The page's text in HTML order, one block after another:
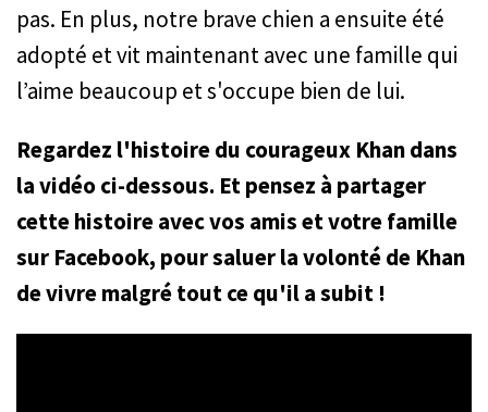
pas. En plus, notre brave chien a ensuite été
adopté et vit maintenant avec une famille qui
l’aime beaucoup et s'occupe bien de lui.
Regardez l'histoire du courageux Khan dans
la vidéo ci-dessous. Et pensez à partager
cette histoire avec vos amis et votre famille
sur Facebook, pour saluer la volonté de Khan
de vivre malgré tout ce qu'il a subit !